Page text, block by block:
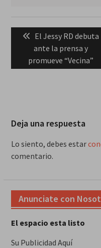
entradas
Previous
post:
El Jessy RD debuta
ante la prensa y
promueve “Vecina”
Deja una respuesta
Lo siento, debes estar
comentario.
Anunciate con
El espacio esta listo
Su Publicidad Aquí